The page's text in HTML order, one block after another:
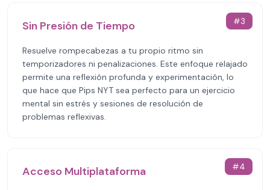
#3
Sin Presión de Tiempo
Resuelve rompecabezas a tu propio ritmo sin
temporizadores ni penalizaciones. Este enfoque relajado
permite una reflexión profunda y experimentación, lo
que hace que Pips NYT sea perfecto para un ejercicio
mental sin estrés y sesiones de resolución de
problemas reflexivas.
#4
Acceso Multiplataforma